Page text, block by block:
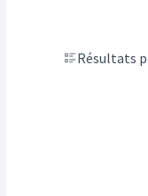
Résultats